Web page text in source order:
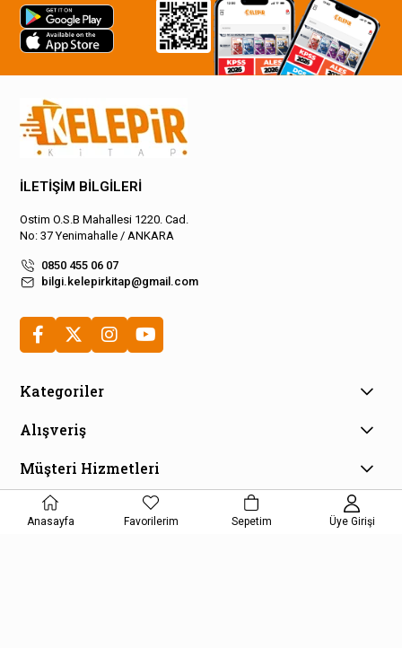
İLETİŞİM BİLGİLERİ
Ostim O.S.B Mahallesi 1220. Cad.
No: 37 Yenimahalle / ANKARA
0850 455 06 07
bilgi.kelepirkitap@gmail.com
Kategoriler
Alışveriş
Müşteri Hizmetleri
E-Bülten Aboneliği
Kampanya ve fırsatlardan haberdar olmak için e-bültenimize
Anasayfa Favorilerim Sepetim Üye Girişi